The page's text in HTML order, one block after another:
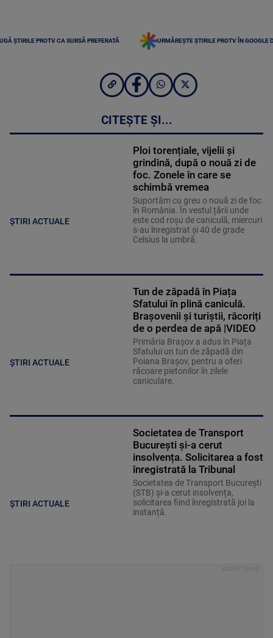
ȘTIRILE PROTV CA SURSĂ PREFERATĂ URMĂREȘTE ȘTIRILE PROTV ÎN GOOGLE
CITEȘTE ȘI...
ȘTIRI ACTUALE
Ploi torențiale, vijelii și
grindină, după o nouă zi de
foc. Zonele în care se
schimbă vremea
Suportăm cu greu o nouă zi de foc
în România. În vestul țării unde
este cod roșu de caniculă, miercuri
s-au înregistrat și 40 de grade
Celsius la umbră.
ȘTIRI ACTUALE
Tun de zăpadă în Piața
Sfatului în plină caniculă.
Brașovenii și turiștii, răcoriți
de o perdea de apă |VIDEO
Primăria Brașov a adus în Piața
Sfatului un tun de zăpadă din
Poiana Brașov, pentru a oferi
răcoare pietonilor în zilele
caniculare.
ȘTIRI ACTUALE
Societatea de Transport
București și-a cerut
insolvența. Solicitarea a fost
înregistrată la Tribunal
Societatea de Transport București
(STB) și-a cerut insolvența,
solicitarea fiind înregistrată joi la
instanță.